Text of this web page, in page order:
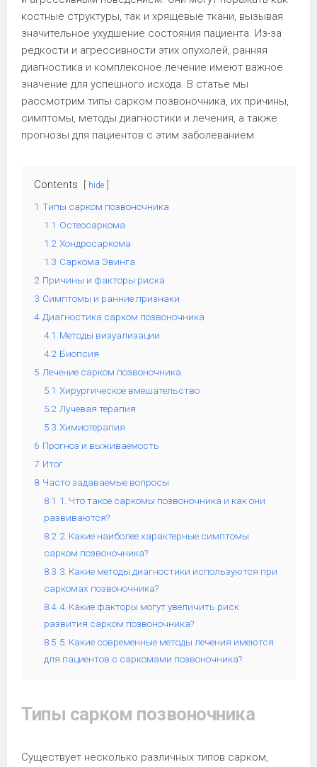
костные структуры, так и хрящевые ткани, вызывая
значительное ухудшение состояния пациента. Из-за
редкости и агрессивности этих опухолей, ранняя
диагностика и комплексное лечение имеют важное
значение для успешного исхода. В статье мы
рассмотрим типы сарком позвоночника, их причины,
симптомы, методы диагностики и лечения, а также
прогнозы для пациентов с этим заболеванием.
Contents hide
1 Типы сарком позвоночника
1.1 Остеосаркома
1.2 Хондросаркома
1.3 Саркома Эвинга
2 Причины и факторы риска
3 Симптомы и ранние признаки
4 Диагностика сарком позвоночника
4.1 Методы визуализации
4.2 Биопсия
5 Лечение сарком позвоночника
5.1 Хирургическое вмешательство
5.2 Лучевая терапия
5.3 Химиотерапия
6 Прогноз и выживаемость
7 Итог
8 Часто задаваемые вопросы
8.1 1. Что такое саркомы позвоночника и как они
развиваются?
8.2 2. Какие наиболее характерные симптомы
сарком позвоночника?
8.3 3. Какие методы диагностики используются при
саркомах позвоночника?
8.4 4. Какие факторы могут увеличить риск
развития сарком позвоночника?
8.5 5. Какие современные методы лечения имеются
для пациентов с саркомами позвоночника?
Типы сарком позвоночника
Существует несколько различных типов сарком,